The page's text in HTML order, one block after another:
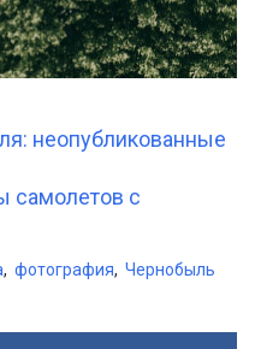
неопубликованные
самолетов с
, фотография, Чернобыль